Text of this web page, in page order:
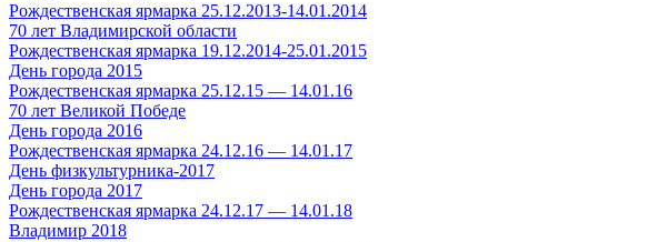
Рождественская ярмарка 25.12.2013-14.01.2014
70 лет Владимирской области
Рождественская ярмарка 19.12.2014-25.01.2015
День города 2015
Рождественская ярмарка 25.12.15 — 14.01.16
70 лет Великой Победе
День города 2016
Рождественская ярмарка 24.12.16 — 14.01.17
День физкультурника-2017
День города 2017
Рождественская ярмарка 24.12.17 — 14.01.18
Владимир 2018